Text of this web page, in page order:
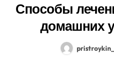
Способы
домашних
pristroykin_